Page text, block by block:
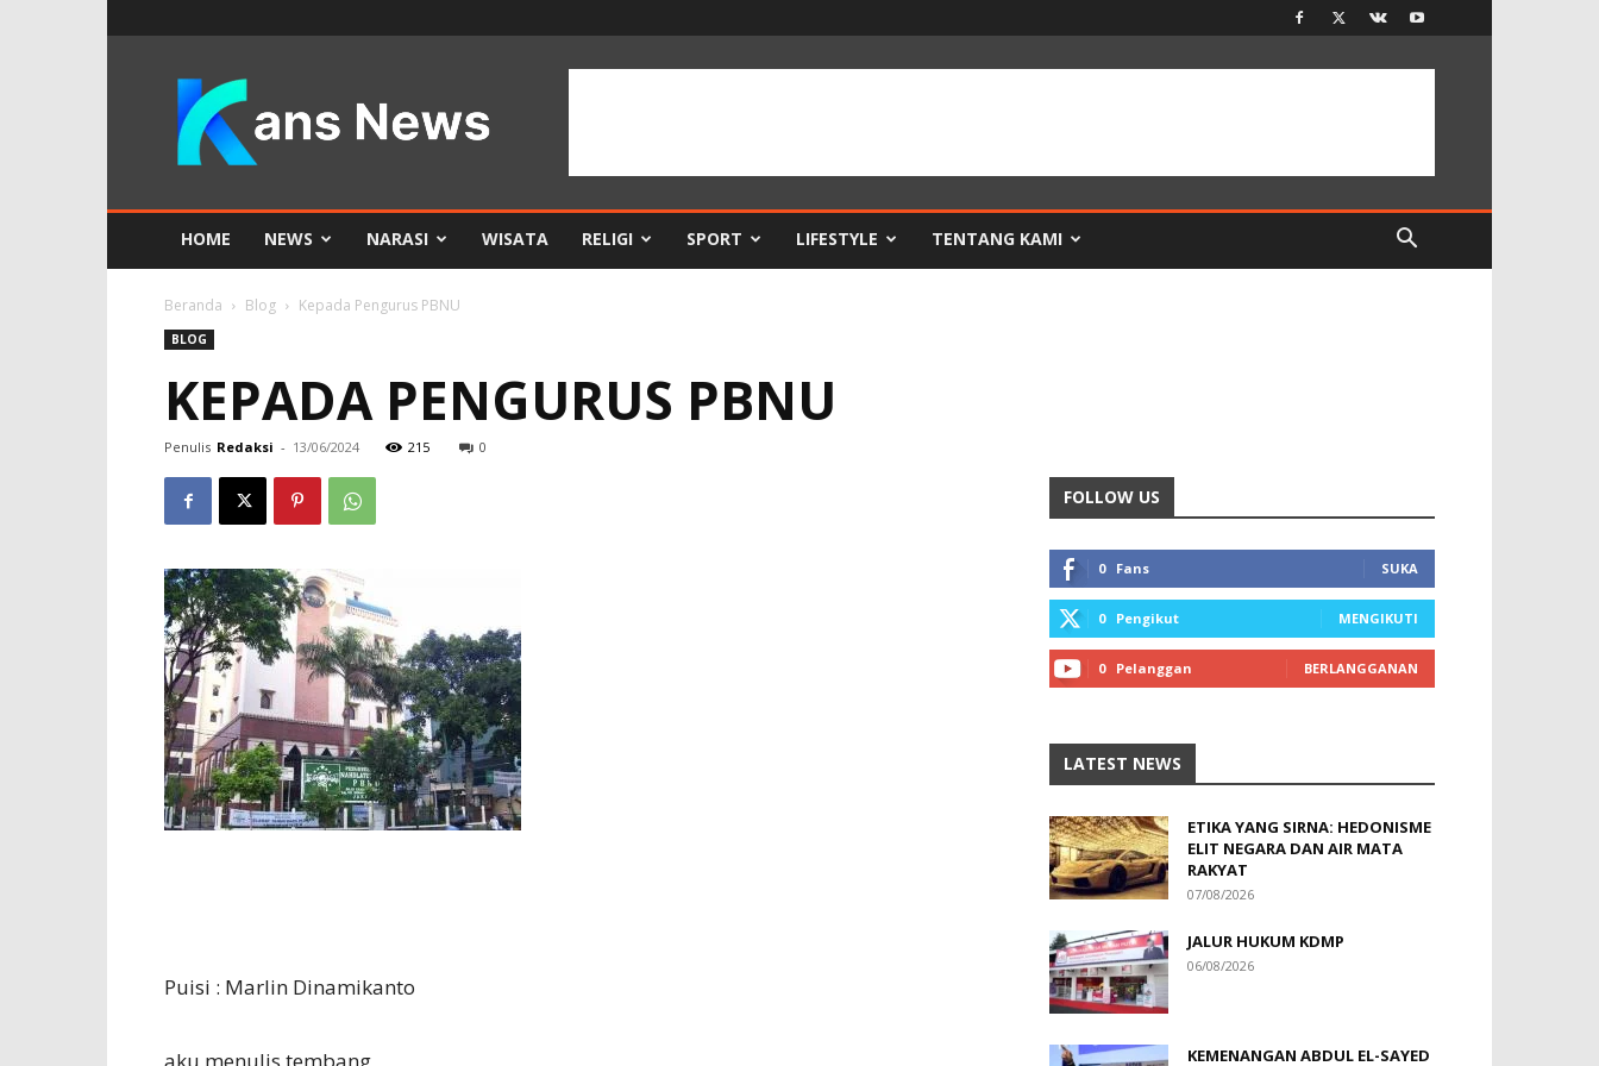
KANS
News
HOME NEWS NARASI WISATA RELIGI SPORT LIFESTYLE TENTANG KAMI
Beranda Blog Kepada Pengurus PBNU
BLOG
KEPADA PENGURUS PBNU
Penulis Redaksi - 13/06/2024 215 0
Puisi : Marlin Dinamikanto
FOLLOW US
0 Fans SUKA
0 Pengikut MENGIKUTI
0 Pelanggan BERLANGGANAN
LATEST NEWS
ETIKA YANG SIRNA: HEDONISME
ELIT NEGARA DAN AIR MATA
RAKYAT
07/08/2026
JALUR HUKUM KDMP
06/08/2026
KEMENANGAN ABDUL EL-SAYED